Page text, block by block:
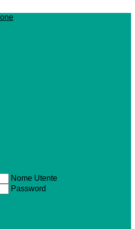
Nome Utente
Password